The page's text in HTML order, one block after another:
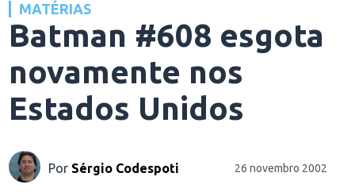
MATÉRIAS
Batman #608 esgota
novamente nos
Estados Unidos
Por Sérgio Codespoti 26 novembro 2002